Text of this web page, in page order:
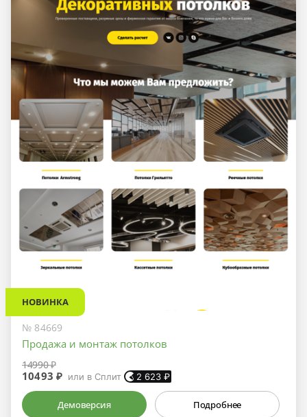
НОВИНКА
№ 84669
Продажа и монтаж потолков
14990 ₽
10493 ₽ или в Сплит 2 623 ₽
Демоверсия Подробнее